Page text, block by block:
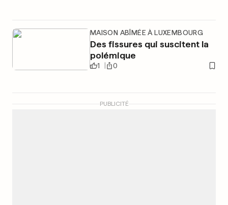
MAISON ABÎMÉE À LUXEMBOURG
Des fissures qui suscitent la
polémique
1 0
PUBLICITÉ